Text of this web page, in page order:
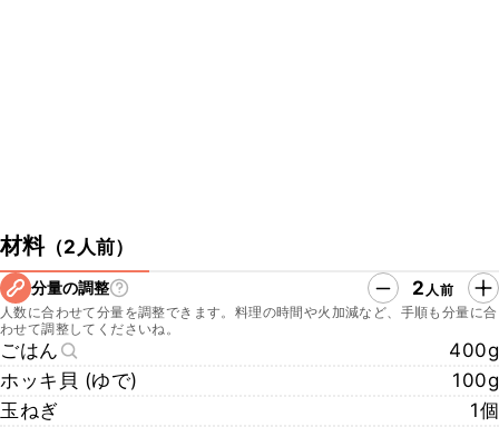
材料（2人前）
分量の調整 2 人前
人数に合わせて分量を調整できます。料理の時間や火加減など、手順も分量に合
わせて調整してくださいね。
ごはん
400g
ホッキ貝 (ゆで)
100g
玉ねぎ
1個